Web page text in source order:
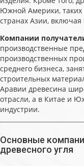
Южной Америки, таких
странах Азии,
Компании
производственные
производственных
среднего бизнеса,
строительных
Аравии древесина
отрасли, а в Китае и
индустрии.
Основные
древесного угля